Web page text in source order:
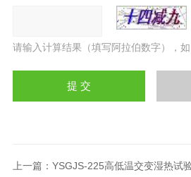
请输入计算结果（填写阿拉伯数字），
上一篇： YSGJS-225高低温交变湿热试